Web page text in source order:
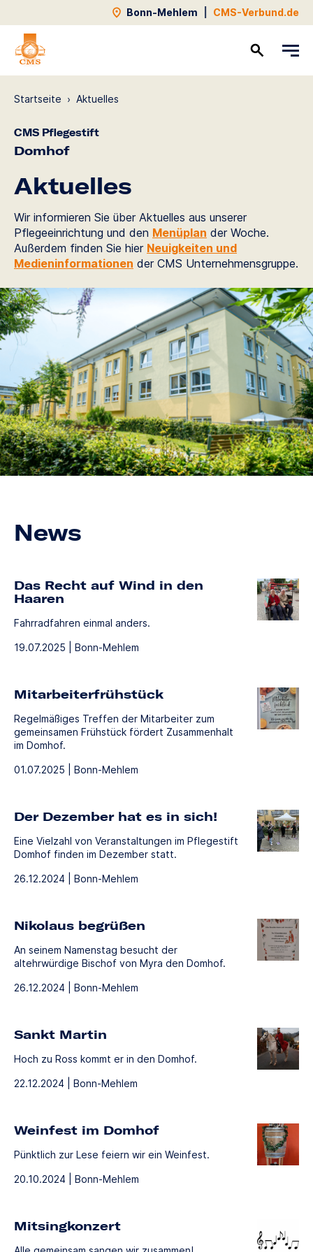
Bonn-Mehlem CMS-Verbund.de
Startseite › Aktuelles
CMS Pflegestift
Domhof
Aktuelles
Wir informieren Sie über Aktuelles aus unserer
Pflegeeinrichtung und den Menüplan der Woche.
Außerdem finden Sie hier Neuigkeiten und
Medieninformationen der CMS Unternehmensgruppe.
News
Das Recht auf Wind in den
Haaren
Fahrradfahren einmal anders.
19.07.2025 | Bonn-Mehlem
Mitarbeiterfrühstück
Regelmäßiges Treffen der Mitarbeiter zum
gemeinsamen Frühstück fördert Zusammenhalt
im Domhof.
01.07.2025 | Bonn-Mehlem
Der Dezember hat es in sich!
Eine Vielzahl von Veranstaltungen im Pflegestift
Domhof finden im Dezember statt.
26.12.2024 | Bonn-Mehlem
Nikolaus begrüßen
An seinem Namenstag besucht der
altehrwürdige Bischof von Myra den Domhof.
26.12.2024 | Bonn-Mehlem
Sankt Martin
Hoch zu Ross kommt er in den Domhof.
22.12.2024 | Bonn-Mehlem
Weinfest im Domhof
Pünktlich zur Lese feiern wir ein Weinfest.
20.10.2024 | Bonn-Mehlem
Mitsingkonzert